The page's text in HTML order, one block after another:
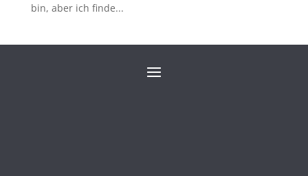
bin, aber ich finde...